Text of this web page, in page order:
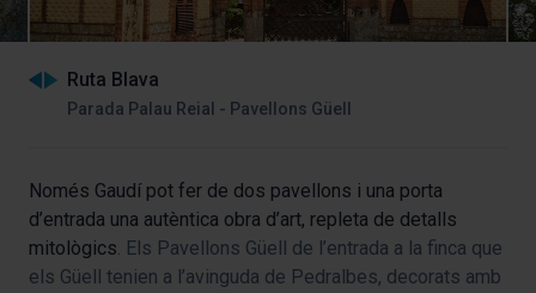
Ruta Blava
Parada Palau Reial - Pavellons Güell
Només Gaudí pot fer de dos pavellons i una porta
d’entrada una autèntica obra d’art, repleta de detalls
mitològics. Els Pavellons Güell de l’entrada a la finca que
els Güell tenien a l’avinguda de Pedralbes, decorats amb